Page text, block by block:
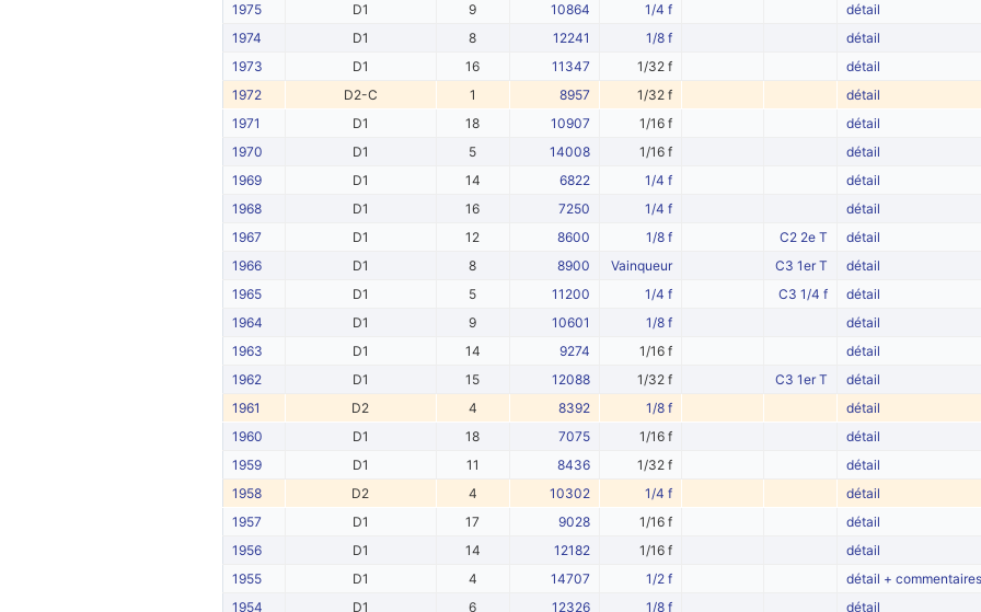
1975
D1 9 10864 1/4 f
détail
1974
D1 8 12241 1/8 f
détail
1973
D1 16 11347 1/32 f
détail
1972
D2-C 1 8957 1/32 f
détail
1971
D1 18 10907 1/16 f
détail
1970
D1 5 14008 1/16 f
détail
1969
D1 14 6822 1/4 f
détail
1968
D1 16 7250 1/4 f
détail
1967
D1 12 8600 1/8 f C2 2e T
détail
1966
D1 8 8900 Vainqueur C3 1er T
détail
1965
D1 5 11200 1/4 f C3 1/4 f
détail
1964
D1 9 10601 1/8 f
détail
1963
D1 14 9274 1/16 f
détail
1962
D1 15 12088 1/32 f C3 1er T
détail
1961
D2 4 8392 1/8 f
détail
1960
D1 18 7075 1/16 f
détail
1959
D1 11 8436 1/32 f
détail
1958
D2 4 10302 1/4 f
détail
1957
D1 17 9028 1/16 f
détail
1956
D1 14 12182 1/16 f
détail
1955
D1 4 14707 1/2 f
détail + commentaires
1954
D1 6 12326 1/8 f
détail